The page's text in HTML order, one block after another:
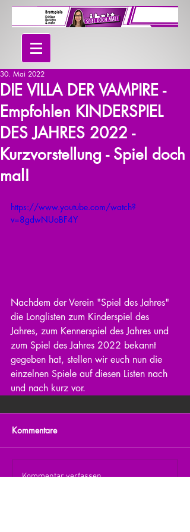
DIE VILLA DER VAMPIRE -
Empfohlen KINDERSPIEL
DES JAHRES 2022 -
Kurzvorstellung - Spiel doch
mal!
30. Mai 2022
https://www.youtube.com/watch?
v=8gdwNUoBF4Y
Nachdem der Verein "Spiel des Jahres"
die Longlisten zum Kinderspiel des
Jahres, zum Kennerspiel des Jahres und
zum Spiel des Jahres 2022 bekannt
gegeben hat, stellen wir euch nun die
einzelnen Spiele auf diesen Listen nach
und nach kurz vor.
Kommentare
Kommentar verfassen...